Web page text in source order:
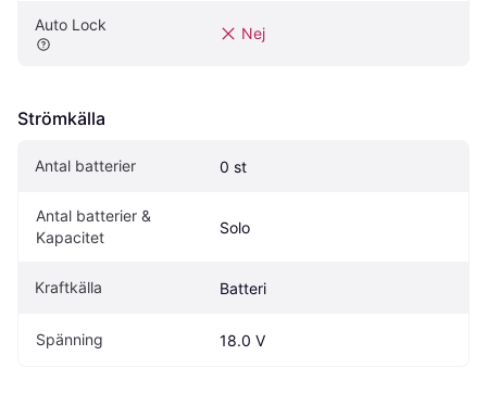
Auto Lock Nej
Strömkälla
Antal batterier 0 st
Antal batterier &
Kapacitet
Solo
Kraftkälla Batteri
Spänning 18.0 V